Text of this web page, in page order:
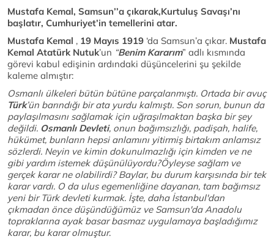
Mustafa Kemal, Samsun’’a çıkarak,Kurtuluş Savaşı’nı
başlatır, Cumhuriyet’in temellerini atar.
Mustafa Kemal , 19 Mayıs 1919 ‘da Samsun’a çıkar. Mustafa
Kemal Atatürk Nutuk’un “Benim Kararım” adlı kısmında
görevi kabul edişinin ardındaki düşüncelerini şu şekilde
kaleme almıştır:
Osmanlı ülkeleri bütün bütüne parçalanmıştı. Ortada bir avuç
Türk’ün barındığı bir ata yurdu kalmıştı. Son sorun, bunun da
paylaşılmasını sağlamak için uğraşılmaktan başka bir şey
değildi. Osmanlı Devleti, onun bağımsızlığı, padişah, halife,
hükümet, bunların hepsi anlamını yitirmiş birtakım anlamsız
sözlerdi. Neyin ve kimin dokunulmazlığı için kimden ve ne
gibi yardım istemek düşünülüyordu?Öyleyse sağlam ve
gerçek karar ne olabilirdi? Baylar, bu durum karşısında bir tek
karar vardı. O da ulus egemenliğine dayanan, tam bağımsız
yeni bir Türk devleti kurmak. İşte, daha İstanbul'dan
çıkmadan önce düşündüğümüz ve Samsun'da Anadolu
topraklarına ayak basar basmaz uygulamaya başladığımız
karar, bu karar olmuştur.